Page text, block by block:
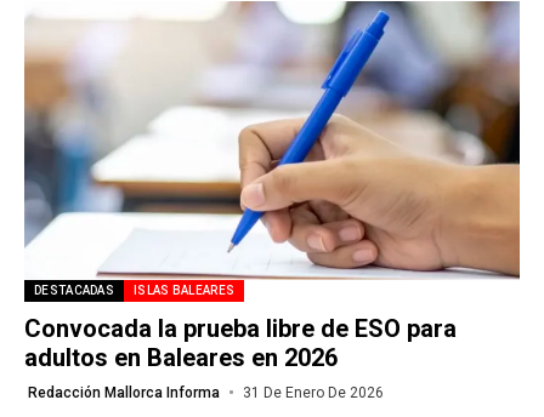
DESTACADAS ISLAS BALEARES
Convocada la prueba libre de ESO para
adultos en Baleares en 2026
Redacción Mallorca Informa 31 De Enero De 2026